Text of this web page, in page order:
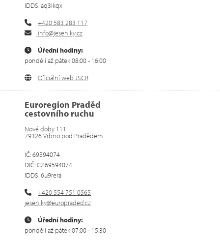
IDDS: aq3ikqx
+420 583 283 117
info@jeseniky.cz
Úřední hodiny:
pondělí až pátek 08:00 - 16:00
Oficiální web JSCR
Euroregion Praděd
cestovního ruchu
Nové doby 111
79326 Vrbno pod Pradědem
IČ: 69594074
DIČ: CZ69594074
IDDS: 6u9rera
+420 554 751 0565
jeseniky@europraded.cz
Úřední hodiny:
pondělí až pátek 07:00 - 15:30